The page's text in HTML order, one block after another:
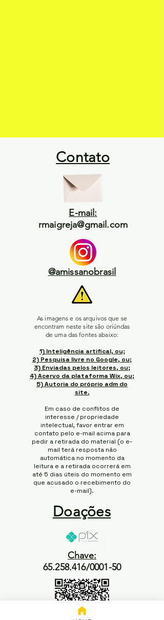
Contato
E-mail:
rmaigreja@gmail.com
@amissanobrasil
As imagens e os arquivos que se
encontram neste site são oriúndas
de uma das fontes abaixo:
1) Inteligência artifical, ou;
2) Pesquisa livre no Google, ou;
3) Enviadas pelos leitores, ou;
4) Acervo da plataforma Wix, ou;
5) Autoria do próprio adm do
site.
Em caso de conflitos de
interesse / propriedade
intelectual, favor entrar em
contato pelo e-mail acima para
pedir a retirada do material (o e-
mail terá resposta não
automática no momento da
leitura e a retirada ocorrerá em
até 5 dias úteis do momento em
que acusado o recebimento do
e-mail).
Doações
Chave:
65.258.416/0001-50